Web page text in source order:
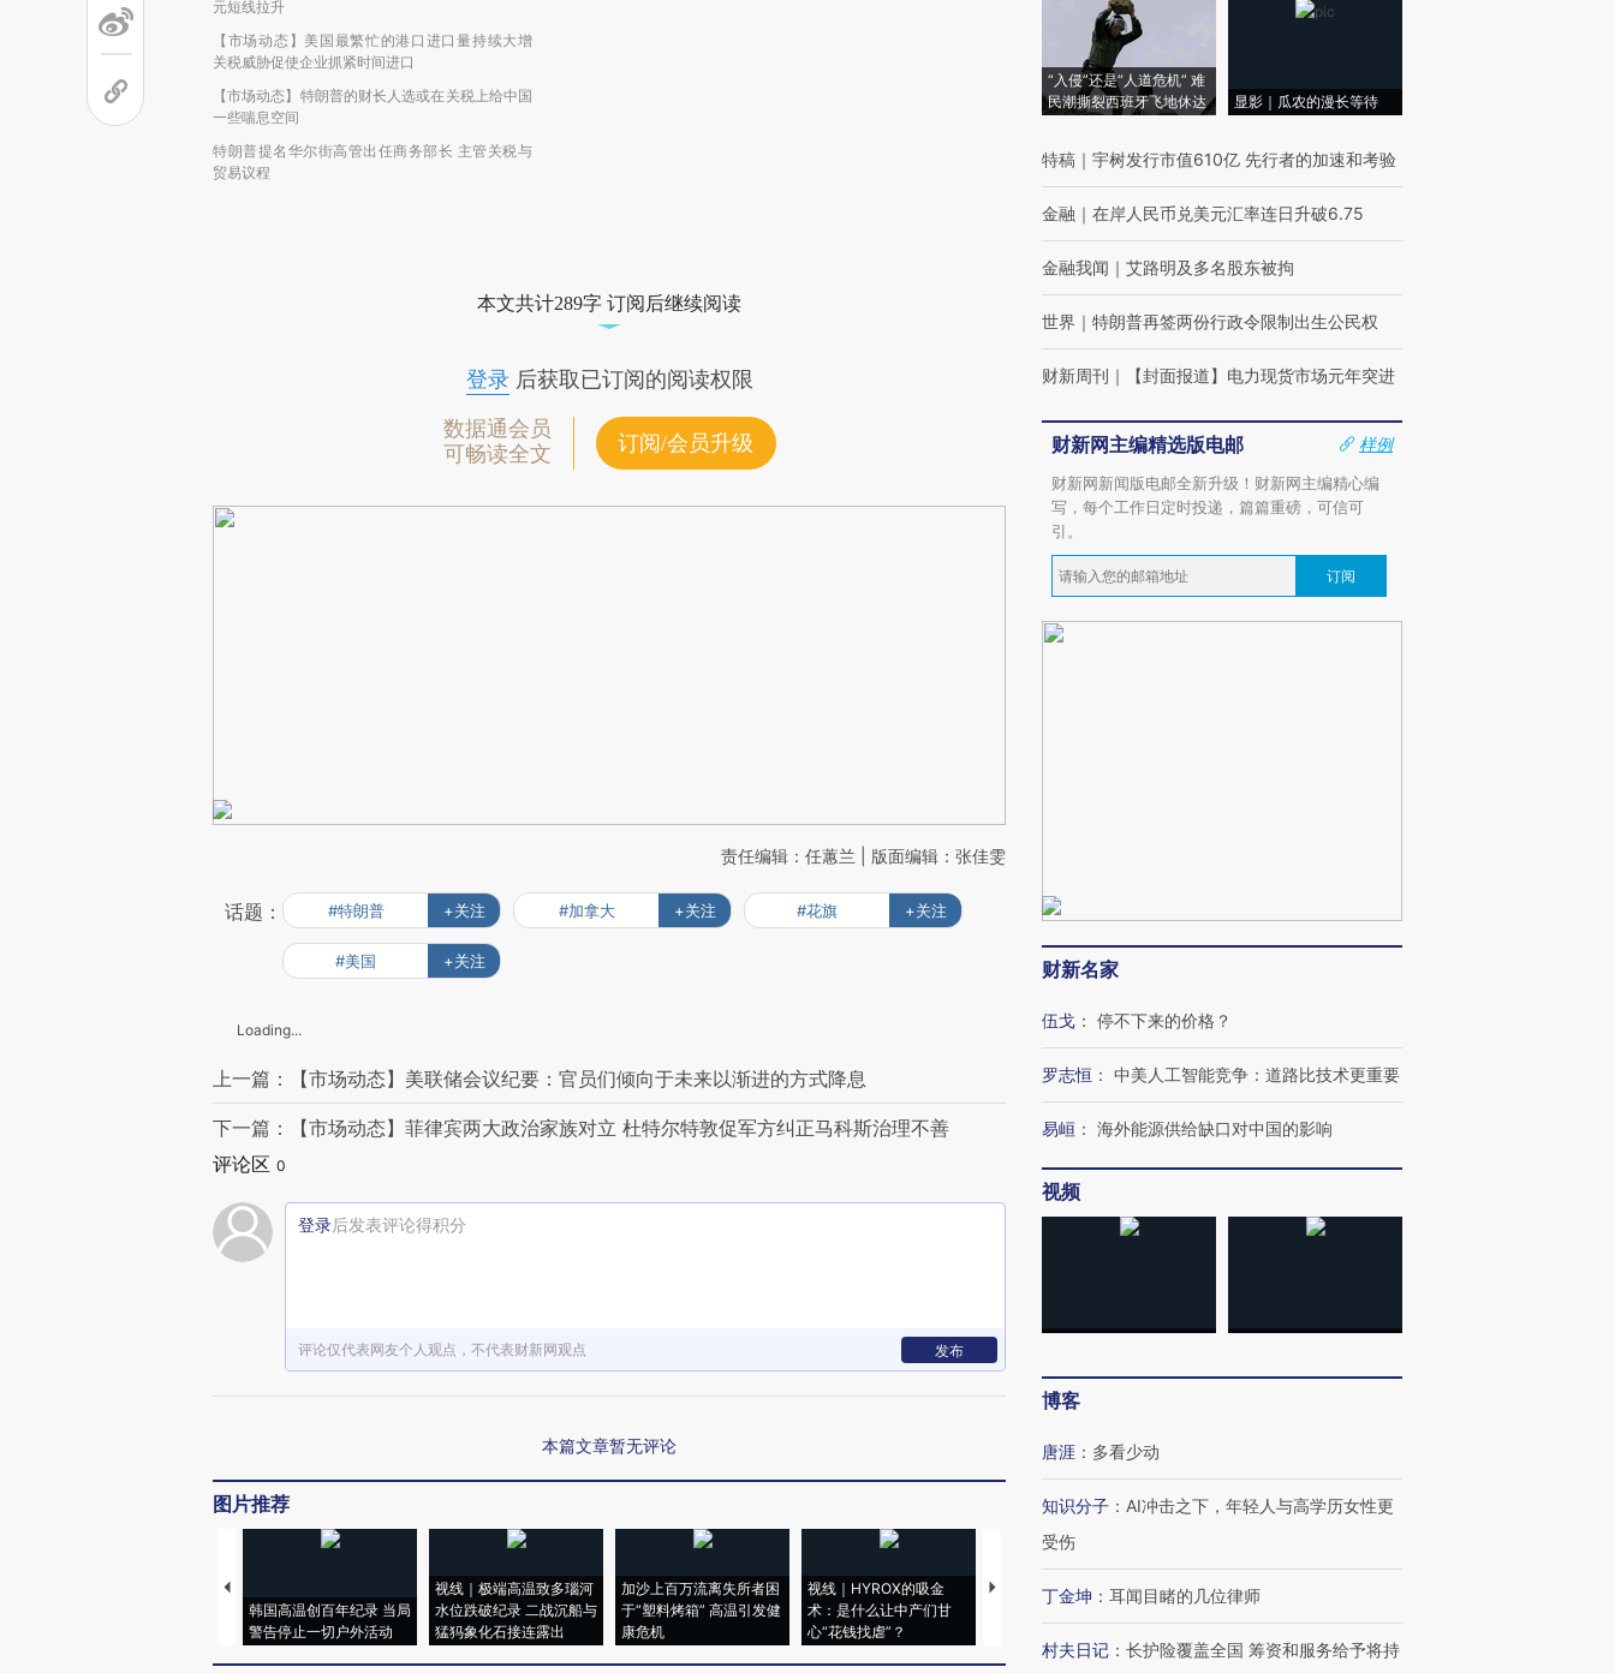
元短线拉升
【市场动态】美国最繁忙的港口进口量持续大增
关税威胁促使企业抓紧时间进口
【市场动态】特朗普的财长人选或在关税上给中国
一些喘息空间
特朗普提名华尔街高管出任商务部长 主管关税与
贸易议程
本文共计289字 订阅后继续阅读
登录后获取已订阅的阅读权限
数据通会员
可畅读全文
订阅/会员升级
责任编辑：任蕙兰 | 版面编辑：张佳雯
话题： #特朗普 +关注 #加拿大 +关注 #花旗 +关注
#美国 +关注
Loading...
上一篇：【市场动态】美联储会议纪要：官员们倾向于未来以渐进的方式降息
下一篇：【市场动态】菲律宾两大政治家族对立 杜特尔特敦促军方纠正马科斯治理不善
评论区 0
登录后发表评论得积分
评论仅代表网友个人观点，不代表财新网观点 发布
本篇文章暂无评论
图片推荐
韩国高温创百年纪录 当局
警告停止一切户外活动
视线｜极端高温致多瑙河
水位跌破纪录 二战沉船与
猛犸象化石接连露出
加沙上百万流离失所者困
于“塑料烤箱” 高温引发健
康危机
视线｜HYROX的吸金
术：是什么让中产们甘
心“花钱找虐”？
马航飞行员跨国走私7万
粒摇头丸 尿检体内含3种
视线｜被称为“蟑螂”的印
度Z世代 用街头抗争将教
“入侵”还是“人道危机” 难
民潮撕裂西班牙飞地休达
显影｜瓜农的漫长等待
特稿 ｜ 宇树发行市值610亿 先行者的加速和考验
金融 ｜ 在岸人民币兑美元汇率连日升破6.75
金融我闻 ｜ 艾路明及多名股东被拘
世界 ｜ 特朗普再签两份行政令限制出生公民权
财新周刊 ｜ 【封面报道】电力现货市场元年突进
财新网主编精选版电邮
样例
财新网新闻版电邮全新升级！财新网主编精心编
写，每个工作日定时投递，篇篇重磅，可信可
引。
订阅
财新名家
伍戈 ： 停不下来的价格？
罗志恒 ： 中美人工智能竞争：道路比技术更重要
易峘 ： 海外能源供给缺口对中国的影响
视频
博客
唐涯 ： 多看少动
知识分子 ： AI冲击之下，年轻人与高学历女性更
受伤
丁金坤 ： 耳闻目睹的几位律师
村夫日记 ： 长护险覆盖全国 筹资和服务给予将持